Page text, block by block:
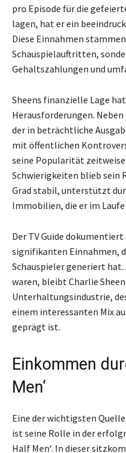
pro Episode für die
lagen, hat er ein
Diese Einnahmen
Schauspielauftritten,
Gehaltszahlungen und
Sheens finanzielle Lage
Herausforderungen.
der in beträchtliche
mit öffentlichen
seine Popularität
Schwierigkeiten blieb sein
Grad stabil, unterstützt
Immobilien, die er im
Der TV Guide
signifikanten Einnahmen,
Schauspieler generiert
waren, bleibt Charlie
Unterhaltungsindustrie,
einem interessanten Mix
geprägt ist.
Einkommen
Men‘
Eine der wichtigsten
ist seine Rolle in der
Half Men‘. In dieser